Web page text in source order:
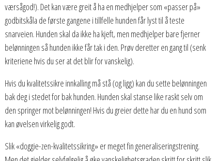
værsågod!). Det kan være greit å ha en medhjelper som «passer på»
godbitskåla de første gangene i tillfelle hunden får lyst til å teste
snarveien. Hunden skal da ikke ha kjeft, men medhjelper bare fjerner
belønningen så hunden ikke får tak i den. Prøv deretter en gang til (senk
kriteriene hvis du ser at det blir for vanskelig).
Hvis du kvalitetssikre innkalling må stå (og ligg) kan du sette belønningen
bak deg i stedet for bak hunden. Hunden skal stanse like raskt selv om
den springer mot belønningen! Hvis du greier dette har du en hund som
kan øvelsen virkelig godt.
Slik «doggie-zen-kvalitetssikring» er meget fin generaliseringstrening.